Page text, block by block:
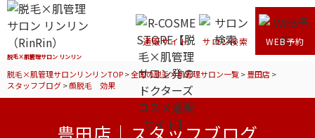
脱毛×肌管理サロン リンリン
通販サイト サロン検索 WEB予約
脱毛×肌管理サロンリンリンTOP>全国の脱毛×肌管理サロン一覧>豊田店>
スタッフブログ>顔脱毛 効果